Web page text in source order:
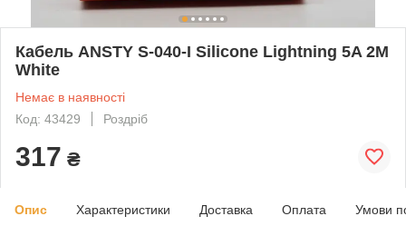
Кабель ANSTY S-040-I Silicone Lightning 5A 2M
White
Немає в наявності
Код: 43429
Роздріб
317 ₴
Опис Характеристики Доставка Оплата Умови